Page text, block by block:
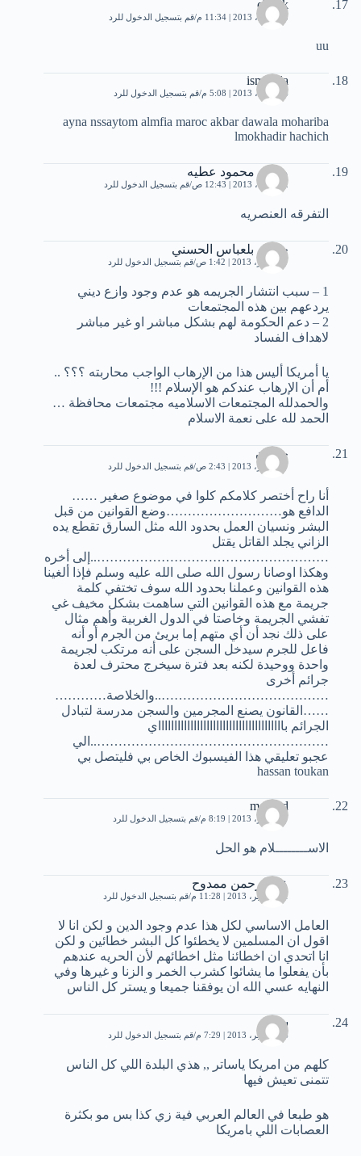
chafik
13 أبريل، 2013 | 11:34 م قم بتسجيل الدخول للرد
uu
isma3ila
14 أبريل، 2013 | 5:08 م قم بتسجيل الدخول للرد
ayna nssaytom almfia maroc akbar dawala mohariba
lmokhadir hachich
مؤمن محمود عطيه
22 أبريل، 2013 | 12:43 ص قم بتسجيل الدخول للرد
التفرقه العنصريه
حسام بلعباس الحسني
7 سبتمبر، 2013 | 1:42 ص قم بتسجيل الدخول للرد
1 – سبب انتشار الجريمه هو عدم وجود وازع ديني
يردعهم بين هذه المجتمعات
2 – دعم الحكومة لهم بشكل مباشر او غير مباشر
لاهداف الفساد
يا أمريكا أليس هذا من الإرهاب الواجب محاربته ؟؟؟ ..
أم أن الإرهاب عندكم هو الإسلام !!!
والحمدلله المجتمعات الاسلاميه مجتمعات محافظة …
الحمد لله على نعمة الاسلام
حسان
7 سبتمبر، 2013 | 2:43 ص قم بتسجيل الدخول للرد
أنا راح أختصر كلامكم كلوا في موضوع صغير ……
الدافع هو………………………وضع القوانين من قبل
البشر ونسيان العمل بحدود الله مثل السارق تقطع يده
الزاني يجلد القاتل يقتل
………………………………………………..إلى أخره
وهكذا اوصانا رسول الله صلى الله عليه وسلم فإذا ألغينا
هذه القوانين وعملنا بحدود الله سوف تختفي كلمة
جريمة مع هذه القوانين التي ساهمت بشكل مخيف غي
تفشي الجريمة وخاصتا في الدول الغربية وأهم مثال
على ذلك نجد أن أي متهم إما بريئ من الجرم أو أنه
فاعل للجرم سيدخل السجن على أنه مرتكب لجريمة
واحدة ووحيدة لكنه بعد فترة سيخرج محترف لعدة
جرائم أخرى
…………………………………..والخلاصة…………
……القانون يصنع المجرمين والسجن مدرسة لتبادل
الجرائم باااااااااااااااااااااااااااااااااااااااي
………………………………………………..الي
عجبو تعليقي هذا الفيسبوك الخاص بي فليتصل بي
hassan toukan
mourad
7 سبتمبر، 2013 | 8:19 م قم بتسجيل الدخول للرد
الاســــــــلام هو الحل
عبدالرحمن ممدوح
11 سبتمبر، 2013 | 11:28 م قم بتسجيل الدخول للرد
العامل الاساسي لكل هذا عدم وجود الدين و لكن انا لا
اقول ان المسلمين لا يخطئوا كل البشر خطائين و لكن
انا اتحدي ان اخطائنا مثل اخطائهم لأن الحريه عندهم
بأن يفعلوا ما يشائوا كشرب الخمر و الزنا و غيرها وفي
النهايه عسي الله ان يوفقنا جميعا و يستر كل الناس
سماح
14 سبتمبر، 2013 | 7:29 م قم بتسجيل الدخول للرد
كلهم من امريكا ياساتر ,, هذي البلدة اللي كل الناس
تتمنى تعيش فيها
هو طبعا في العالم العربي فية زي كذا بس مو بكثرة
العصابات اللي بامريكا